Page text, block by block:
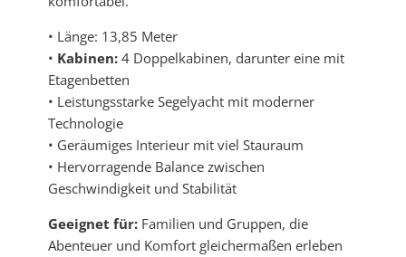
• Länge: 13,85 Meter
• Kabinen: 4 Doppelkabinen, darunter eine mit
Etagenbetten
• Leistungsstarke Segelyacht mit moderner
Technologie
• Geräumiges Interieur mit viel Stauraum
• Hervorragende Balance zwischen
Geschwindigkeit und Stabilität
Geeignet für:Familien und Gruppen, die
Abenteuer und Komfort gleichermaßen erleben